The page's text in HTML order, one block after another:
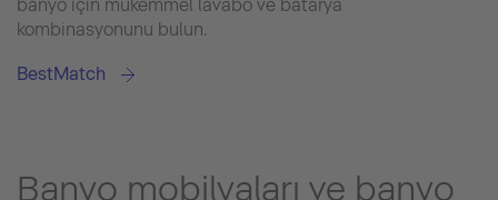
banyo için mükemmel lavabo ve batarya
kombinasyonunu bulun.
BestMatch
Banyo mobilyaları ve banyo